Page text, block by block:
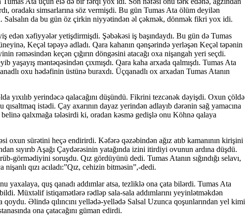
oradakı simsarlarına söz vermişdi. Bu gün Tumas Ata ölüm deyilən
Salsalın da bu gün öz çirkin niyyətindən əl çəkmək, dönmək fikri yox idi.
edən xəfiyyələr yetişdirmişdi. Şəbəkəsi iş başındaydı. Bu gün də Tumas
Keçəl təpəyə adladı. Qara kahanın qənşərində yerləşən Keçəl təpənin
rəməsindən keçən çığırın döngəsini atacağı oxa nişangah yeri seçdi.
mən­tə­qəsindən çıxmışdı. Qara kaha arxada qalmışdı. Tumas Ata
oxu hədəfinin üstünə buraxdı. Üçqanadlı ox arxadan Tumas Atanın
yıxılıb yerindəcə qalacağını düşündü. Fikrini tezcənək dəyişdi. Oxun çöldə
istədi. Çay axarının da­yaz yerindən adlayıb dərənin sağ yamacına
belinə qalxmağa tə­ləsirdi ki, oradan kəsmə gedişlə onu Köhnə qalaya
oxun sürətini heçə endirirdi. Kəfərə qəzəbindən ağız atıb kamanının kirişini
sıyırıb Aşağı Çaydərəsinin yatağında izini itirdiyi ovunun ardına düşdü.
gör­mə­di­yini soruşdu. Qız gördüyünü dedi. Tumas Atanın sığındığı selavı,
qızı acıladı:”Qız, cehizin bitməsin”,-dedi.
yaxalaya, quş qanadı addımlar atsa, tezliklə ona çata bilərdi. Tumas Ata
Müxtəlif istiqamətlərə rədləp sala-sala addımlarını yeyinlətməkdən
Əlində qılın­cını yellədə-yellədə Salsal Uzunca qoşunlarından yel kimi
ona çatacağını güman edirdi.